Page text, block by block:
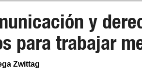
y
para trabajar
Zwittag